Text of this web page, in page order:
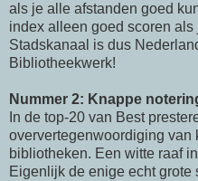
als je alle afstanden goed
index alleen goed scoren
Stadskanaal is dus
Bibliotheekwerk!
Nummer 2: Knappe
In de top-20 van Best
oververtegenwoordiging van
bibliotheken. Een witte raaf
Eigenlijk de enige echt grote